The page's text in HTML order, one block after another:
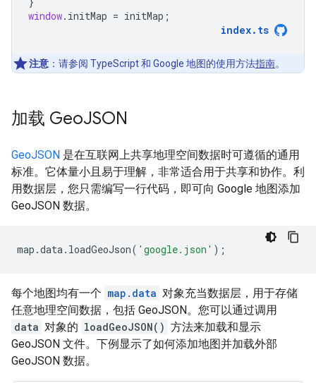
window. initMap = initMap ;
index. ts
注意 ：请参阅 TypeScript 和 Google 地图的使用方法指南。
加载 GeoJSON
GeoJSON 是在互联网上共享地理空间数据时可遵循的通用
标准。它体量小且易于理解，非常适合用于共享和协作。利
用数据层，您只需编写一行代码，即可向 Google 地图添加
GeoJSON 数据。
map .data. loadGeoJson( 'google.json' );
每个地图均有一个 map.data 对象充当数据层，用于存储
任意地理空间数据，包括 GeoJSON。您可以通过调用
data 对象的 loadGeoJSON() 方法来加载和显示
GeoJSON 文件。下例显示了如何添加地图并加载外部
GeoJSON 数据。